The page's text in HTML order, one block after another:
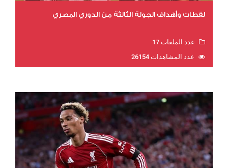
لقطات وأهداف الجولة الثالثة من الدوري المصري
عدد الملفات 17
عدد المشاهدات 26154